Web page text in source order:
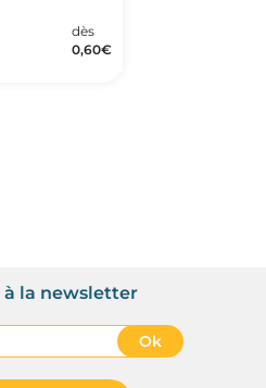
dès
0,60€
à la newsletter
Ok